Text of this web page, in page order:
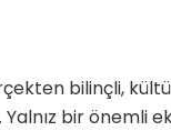
bilinçli,
bir önemli